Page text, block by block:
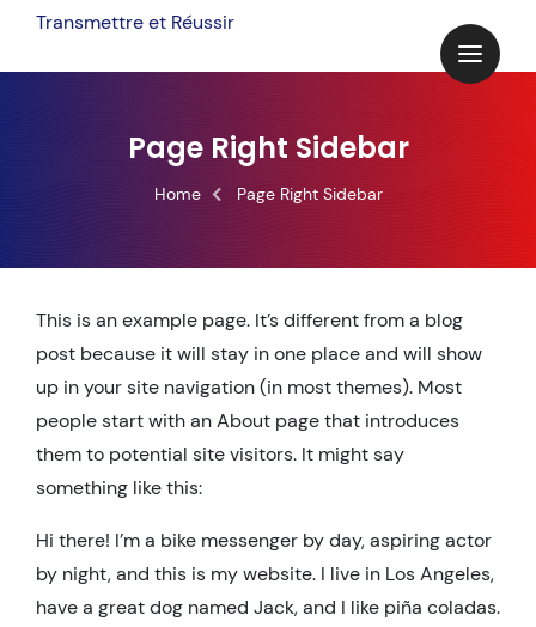
content
Transmettre et Réussir
Page Right Sidebar
Home Page Right Sidebar
This is an example page. It’s different from a blog
post because it will stay in one place and will show
up in your site navigation (in most themes). Most
people start with an About page that introduces
them to potential site visitors. It might say
something like this:
Hi there! I’m a bike messenger by day, aspiring actor
by night, and this is my website. I live in Los Angeles,
have a great dog named Jack, and I like piña coladas.